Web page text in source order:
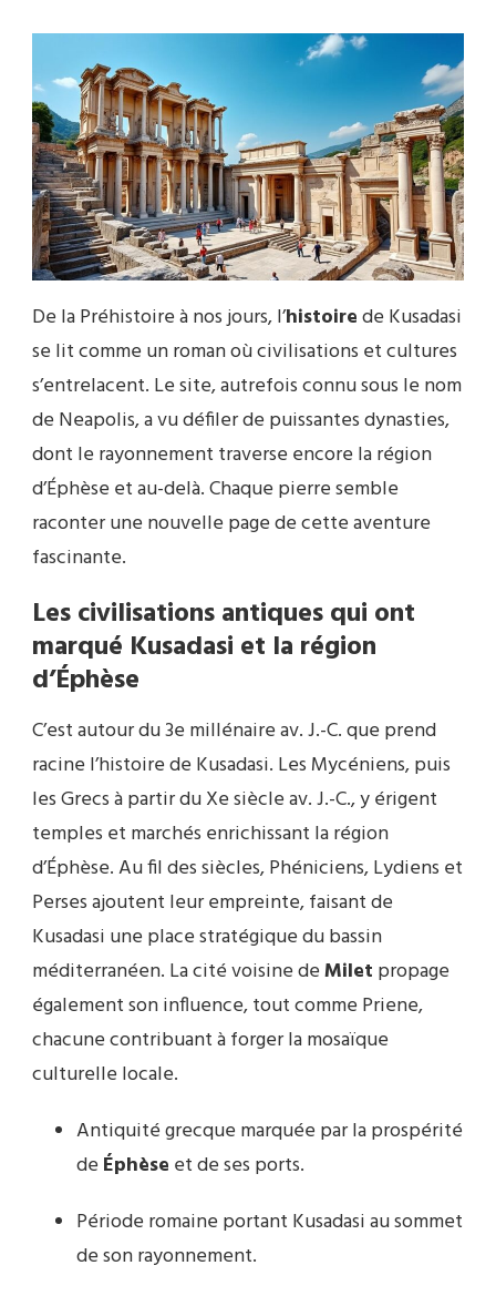
De la Préhistoire à nos jours, l’histoirede Kusadasi
se lit comme un roman où civilisations et cultures
s’entrelacent. Le site, autrefois connu sous le nom
de Neapolis, a vu défiler de puissantes dynasties,
dont le rayonnement traverse encore la région
d’Éphèse et au-delà. Chaque pierre semble
raconter une nouvelle page de cette aventure
fascinante.
Les civilisations antiques qui ont
marqué Kusadasi et la région
d’Éphèse
C’est autour du 3e millénaire av. J.-C. que prend
racine l’histoire de Kusadasi. Les Mycéniens, puis
les Grecs à partir du Xe siècle av. J.-C., y érigent
temples et marchés enrichissant la région
d’Éphèse. Au fil des siècles, Phéniciens, Lydiens et
Perses ajoutent leur empreinte, faisant de
Kusadasi une place stratégique du bassin
méditerranéen. La cité voisine deMilet propage
également son influence, tout comme Priene,
chacune contribuant à forger la mosaïque
culturelle locale.
Antiquité grecque marquée par la prospérité
de Éphèse et de ses ports.
Période romaine portant Kusadasi au sommet
de son rayonnement.